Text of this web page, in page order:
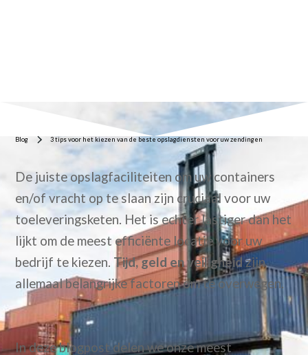
Blog 3 tips voor het kiezen van de beste opslagdiensten voor uw zendingen
De juiste opslagfaciliteiten om uw containers
en/of vracht op te slaan zijn cruciaal voor uw
toeleveringsketen. Het is echter lastiger dan het
lijkt om de meest efficiënte locatie voor uw
bedrijf te kiezen. Tijd, geld en veiligheidzijn
allemaal belangrijke factoren om te overwegen.
In deze blogpost delen we onze meest